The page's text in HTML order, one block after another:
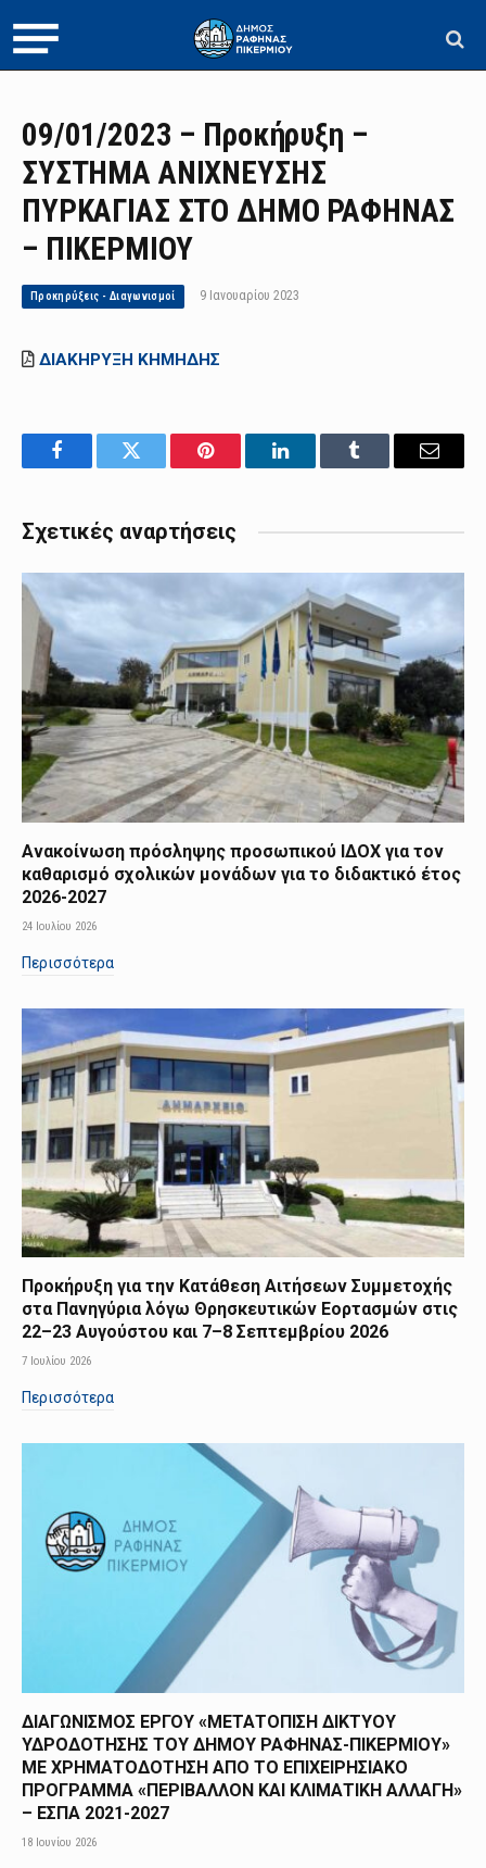
09/01/2023 – Προκήρυξη –
ΣΥΣΤΗΜΑ ΑΝΙΧΝΕΥΣΗΣ
ΠΥΡΚΑΓΙΑΣ ΣΤΟ ΔΗΜΟ ΡΑΦΗΝΑΣ
– ΠΙΚΕΡΜΙΟΥ
Προκηρύξεις - Διαγωνισμοί 9 Ιανουαρίου 2023
ΔΙΑΚΗΡΥΞΗ ΚΗΜΗΔΗΣ
FacebookTwitter Pinterest LinkedInTumblr Email
Σχετικές αναρτήσεις
Ανακοίνωση πρόσληψης προσωπικού ΙΔΟΧ για τον
καθαρισμό σχολικών μονάδων για το διδακτικό έτος
2026-2027
24 Ιουλίου 2026
Περισσότερα
Προκήρυξη για την Κατάθεση Αιτήσεων Συμμετοχής
στα Πανηγύρια λόγω Θρησκευτικών Εορτασμών στις
22–23 Αυγούστου και 7–8 Σεπτεμβρίου 2026
7 Ιουλίου 2026
Περισσότερα
ΔΙΑΓΩΝΙΣΜΟΣ ΕΡΓΟΥ «ΜΕΤΑΤΟΠΙΣΗ ΔΙΚΤΥΟΥ
ΥΔΡΟΔΟΤΗΣΗΣ ΤΟΥ ΔΗΜΟΥ ΡΑΦΗΝΑΣ-ΠΙΚΕΡΜΙΟΥ»
ΜΕ ΧΡΗΜΑΤΟΔΟΤΗΣΗ ΑΠΟ TO ΕΠΙΧΕΙΡΗΣΙΑΚΟ
ΠΡΟΓΡΑΜΜΑ «ΠΕΡΙΒΑΛΛΟΝ ΚΑΙ ΚΛΙΜΑΤΙΚΗ ΑΛΛΑΓΗ»
– ΕΣΠΑ 2021-2027
18 Ιουνίου 2026